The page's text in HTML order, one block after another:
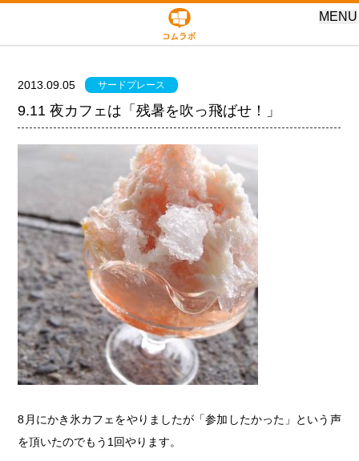
MENU
2013.09.05 サードプレース
9.11 夜カフェは「残暑を吹っ飛ばせ！」
8月にかき氷カフェをやりましたが「参加したかった」という声
を頂いたのでもう1回やります。